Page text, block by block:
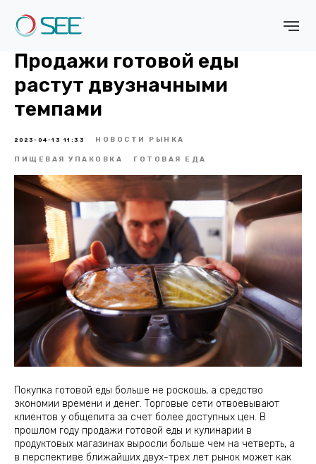
Продажи готовой еды
растут двузначными
темпами
2023-04-13 11:33 НОВОСТИ РЫНКА
ПИЩЕВАЯ УПАКОВКА ГОТОВАЯ ЕДА
Покупка готовой еды больше не роскошь, а средство
экономии времени и денег. Торговые сети отвоевывают
клиентов у общепита за счет более доступных цен. В
прошлом году продажи готовой еды и кулинарии в
продуктовых магазинах выросли больше чем на четверть, а
в перспективе ближайших двух-трех лет рынок может как